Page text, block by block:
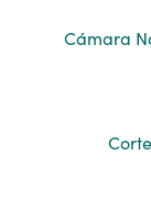
Cámara